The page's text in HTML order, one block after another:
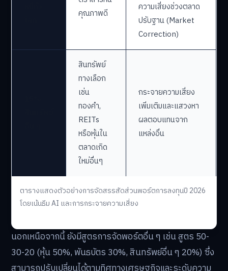
ตารางแสดงตัวอย่างการจัดสรรสัดส่วนพอร์ตการลงทุนปี 2026
โดยเน้นธีม AI และการกระจายความเสี่ยง
คุณภาพดี
ความเสี่ยงช่วงตลาด
ปรับฐาน (Market
Correction)
สินทรัพย์
ทางเลือก
เช่น
ทองคำ,
REITs
หรือหุ้นใน
ตลาดเกิด
ใหม่อื่นๆ
กระจายความเสี่ยง
เพิ่มเติมและแสวงหา
ผลตอบแทนจาก
แหล่งอื่น
นอกเหนือจากนี้ ยังมีสูตรการจัดพอร์ตอื่น ๆ เช่น สูตร 50-
30-20 (หุ้น 50%, พันธบัตร 30%, สินทรัพย์อื่น ๆ 20%) ซึ่ง